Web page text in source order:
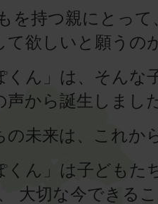
を持つ親にとって
て欲しいと願うの
くん」は、そんな
声から誕生しまし
の未来は、これか
くん」は子どもた
大切な今できる